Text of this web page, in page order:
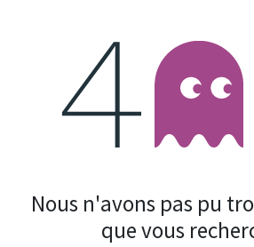
Erreur 404
Nous n'avons pas pu
que vous